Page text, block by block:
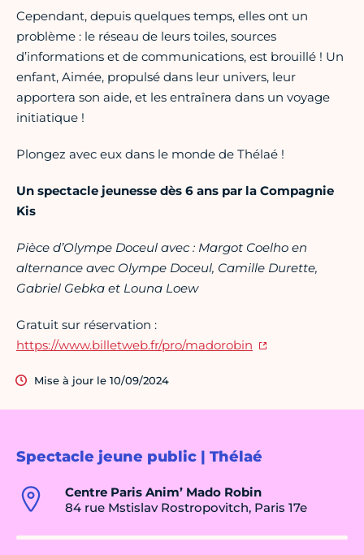
Spectacle jeune public | Thélaé
Centre Paris Anim’ Mado Robin
84 rue Mstislav Rostropovitch, Paris 17e
Cependant, depuis quelques temps, elles ont un
problème : le réseau de leurs toiles, sources
d’informations et de communications, est brouillé ! Un
enfant, Aimée, propulsé dans leur univers, leur
apportera son aide, et les entraînera dans un voyage
initiatique !
Plongez avec eux dans le monde de Thélaé !
Un spectacle jeunesse dès 6 ans par la Compagnie
Kis
Pièce d’Olympe Doceul avec : Margot Coelho en
alternance avec Olympe Doceul, Camille Durette,
Gabriel Gebka et Louna Loew
Gratuit sur réservation :
https://www.billetweb.fr/pro/madorobin
Mise à jour le 10/09/2024